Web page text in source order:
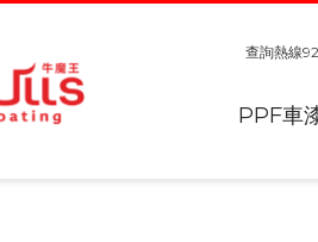
查詢熱線
PPF車